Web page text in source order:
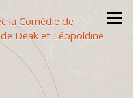
la Comédie de
Deak et Léopoldine